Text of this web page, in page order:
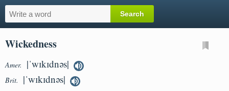
Wickedness
Amer. |ˈwɪkɪdnəs|
Brit. |ˈwɪkɪdnəs|